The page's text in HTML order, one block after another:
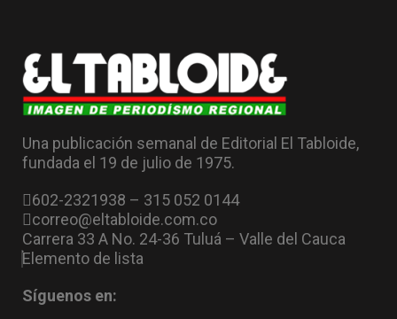
Una publicación semanal de Editorial El Tabloide,
fundada el 19 de julio de 1975.
602-2321938 – 315 052 0144
correo@eltabloide.com.co
Carrera 33 A No. 24-36 Tuluá – Valle del Cauca
Elemento de lista
Síguenos en: